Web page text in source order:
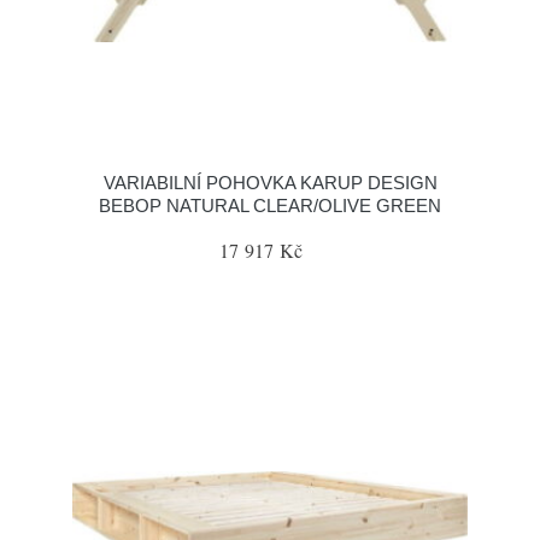
VARIABILNÍ POHOVKA KARUP DESIGN
BEBOP NATURAL CLEAR/OLIVE GREEN
17 917 Kč